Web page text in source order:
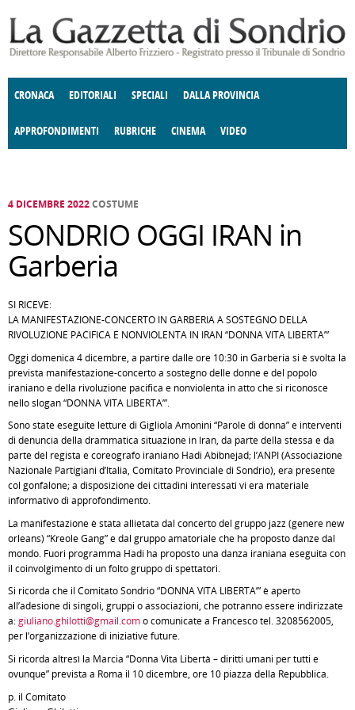
CRONACA EDITORIALI SPECIALI DALLA PROVINCIA
APPROFONDIMENTI
E SPETTACOLI POLITICA
RUBRICHE
DELLE IDEE FATTI DELLO SPIRITO
CINEMA VIDEO
4 DICEMBRE 2022COSTUME
SONDRIO OGGI IRAN in
Garberia
SI RICEVE:
LA MANIFESTAZIONE-CONCERTO IN GARBERIA A SOSTEGNO DELLA
RIVOLUZIONE PACIFICA E NONVIOLENTA IN IRAN “DONNA VITA LIBERTA’”
Oggi domenica 4 dicembre, a partire dalle ore 10:30 in Garberia si è svolta la
prevista manifestazione-concerto a sostegno delle donne e del popolo
iraniano e della rivoluzione pacifica e nonviolenta in atto che si riconosce
nello slogan “DONNA VITA LIBERTA’”.
Sono state eseguite letture di Gigliola Amonini “Parole di donna” e interventi
di denuncia della drammatica situazione in Iran, da parte della stessa e da
parte del regista e coreografo iraniano Hadi Abibnejad; l’ANPI (Associazione
Nazionale Partigiani d’Italia, Comitato Provinciale di Sondrio), era presente
col gonfalone; a disposizione dei cittadini interessati vi era materiale
informativo di approfondimento.
La manifestazione è stata allietata dal concerto del gruppo jazz (genere new
orleans) “Kreole Gang” e dal gruppo amatoriale che ha proposto danze dal
mondo. Fuori programma Hadi ha proposto una danza iraniana eseguita con
il coinvolgimento di un folto gruppo di spettatori.
Si ricorda che il Comitato Sondrio “DONNA VITA LIBERTA’” è aperto
all’adesione di singoli, gruppi o associazioni, che potranno essere indirizzate
a:giuliano.ghilotti@gmail.como comunicate a Francesco tel. 3208562005,
per l’organizzazione di iniziative future.
Si ricorda altresì la Marcia “Donna Vita Libertà – diritti umani per tutti e
ovunque” prevista a Roma il 10 dicembre, ore 10 piazza della Repubblica.
p. il Comitato